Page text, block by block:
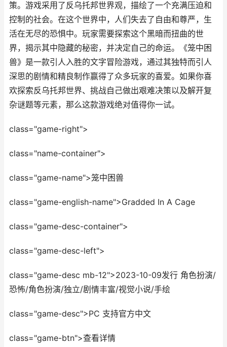
策。游戏采用了反乌托邦世界观，描绘了一个充满压迫和
控制的社会。在这个世界中，人们失去了自由和尊严，生
活在无尽的恐惧中。玩家需要探索这个黑暗而扭曲的世
界，揭示其中隐藏的秘密，并决定自己的命运。《笼中困
兽》是一款引人入胜的文字冒险游戏，通过其独特而引人
深思的剧情和精良制作赢得了众多玩家的喜爱。如果你喜
欢探索反乌托邦世界、挑战自己做出艰难决策以及解开复
杂谜题等元素，那么这款游戏绝对值得你一试。
class="game-right">
class="name-container">
class="game-name">笼中困兽
class="game-english-name">Gradded In A Cage
class="game-desc-container">
class="game-desc-left">
class="game-desc mb-12">2023-10-09发行 角色扮演/
恐怖/角色扮演/独立/剧情丰富/视觉小说/手绘
class="game-desc">PC 支持官方中文
class="game-btn">查看详情